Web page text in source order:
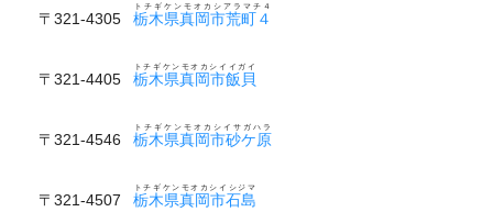
〒321-4305 栃木県真岡市荒町４
トチギケンモオカシアラマチ４
〒321-4405 栃木県真岡市飯貝
トチギケンモオカシイイガイ
〒321-4546 栃木県真岡市砂ケ原
トチギケンモオカシイサガハラ
〒321-4507 栃木県真岡市石島
トチギケンモオカシイシジマ